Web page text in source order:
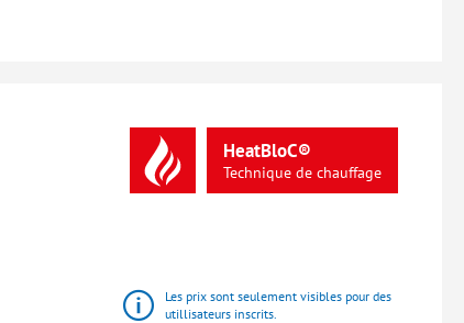
HeatBloC®
Technique de chauffage
Les prix sont seulement visibles pour des
utillisateurs inscrits.